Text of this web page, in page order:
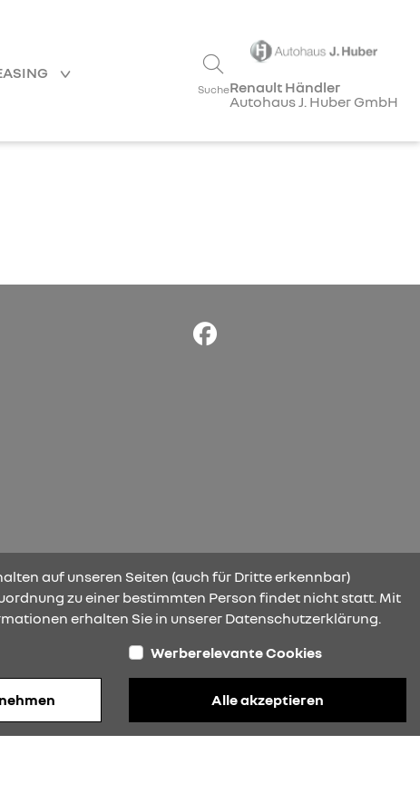
SucheRenault Händler
Autohaus J. Huber GmbH
auf unseren Seiten (auch für Dritte erkennbar)
zu einer bestimmten Person findet nicht statt. Mit
erhalten Sie in unserer Datenschutzerklärung.
Werberelevante Cookies
Alle akzeptieren